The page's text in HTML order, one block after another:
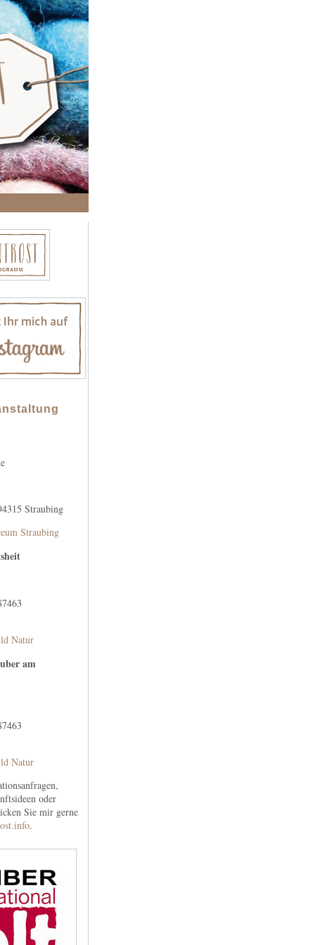
Straubing
Straubing
Natur
am
Natur
oder
Sie mir gerne
.